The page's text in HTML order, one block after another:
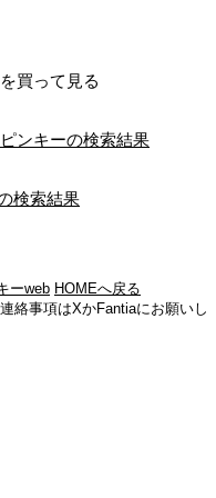
買って見る
ンキーの検索結果
検索結果
ーweb HOMEへ戻る
絡事項はXかFantiaにお願いし